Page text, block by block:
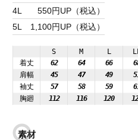
4L
550円UP（税込）
5L
1,100円UP（税込）
S M L
着丈
62 64 66
肩幅
45 47 49
袖丈
57 58 59
胸廻
112 116 120
素材